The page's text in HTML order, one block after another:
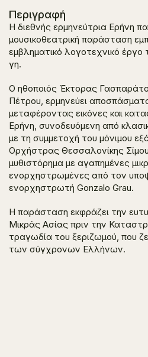
Περιγραφή
Η διεθνής ερμηνεύτρια Ερήνη
μουσικοθεατρική παράσταση
εμβληματικό λογοτεχνικό έργο
γη.
Ο ηθοποιός Έκτορας
Πέτρου, ερμηνεύει
μεταφέροντας εικόνες και
Ερήνη, συνοδευόμενη από
με τη συμμετοχή του μόνιμου
Ορχήστρας Θεσσαλονίκης
μυθιστόρημα με αγαπημένες
ενορχηστρωμένες από τον
ενορχηστρωτή Gonzalo Grau.
Η παράσταση εκφράζει την
Μικράς Ασίας πριν την
τραγωδία του ξεριζωμού, που
των σύγχρονων Ελλήνων.